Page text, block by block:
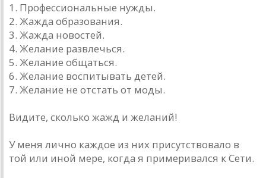
1. Профессиональные нужды.
2. Жажда образования.
3. Жажда новостей.
4. Желание развлечься.
5. Желание общаться.
6. Желание воспитывать детей.
7. Желание не отстать от моды.
Видите, сколько жажд и желаний!
У меня лично каждое из них присутствовало в
той или иной мере, когда я примеривался к Сети.